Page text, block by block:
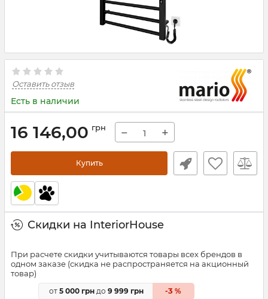
Оставить отзыв
Есть в наличии
16 146,00 грн − +
Купить
Скидки на InteriorHouse
При расчете скидки учитываются товары всех брендов в
одном заказе (скидка не распространяется на акционный
товар)
от 5 000 грн до 9 999 грн -3 %